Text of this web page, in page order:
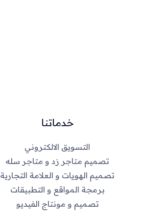
خدماتنا
التسويق الالكتروني
تصميم متاجر زد و متاجر سله
تصميم الهويات و العلامة التجارية
برمجة المواقع و التطبيقات
تصميم و مونتاج الفيديو